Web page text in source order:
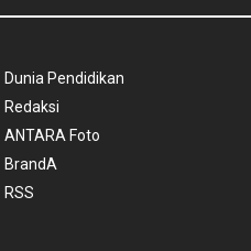
Dunia Pendidikan
Redaksi
ANTARA Foto
BrandA
RSS